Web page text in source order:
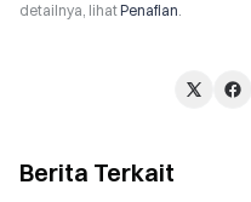
detailnya, lihatPenafian.
Berita Terkait